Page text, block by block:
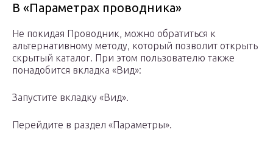
В «Параметрах проводника»
Не покидая Проводник, можно обратиться к
альтернативному методу, который позволит открыть
скрытый каталог. При этом пользователю также
понадобится вкладка «Вид»:
Запустите вкладку «Вид».
Перейдите в раздел «Параметры».